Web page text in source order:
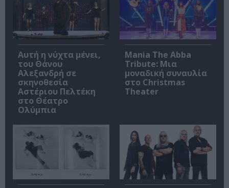
Αυτή η νύχτα μένει,
του Θάνου
Αλεξανδρή σε
σκηνοθεσία
Αστέριου Πελτέκη
στο Θέατρο
Ολύμπια
Mania The Abba
Tribute: Μια
μοναδική συναυλία
στο Christmas
Theater